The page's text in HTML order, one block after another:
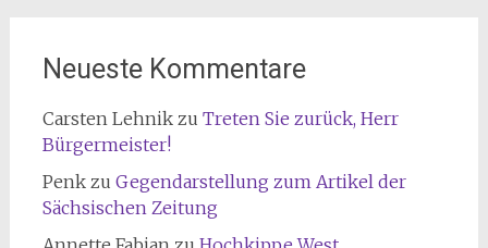
Neueste Kommentare
Carsten Lehnikzu Treten Sie zurück, Herr
Bürgermeister!
Penkzu Gegendarstellung zum Artikel der
Sächsischen Zeitung